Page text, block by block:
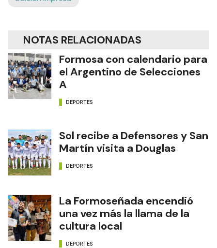
NOTAS RELACIONADAS
Formosa con calendario para
el Argentino de Selecciones
A
DEPORTES
Sol recibe a Defensores y San
Martín visita a Douglas
DEPORTES
La Formoseñada encendió
una vez más la llama de la
cultura local
DEPORTES